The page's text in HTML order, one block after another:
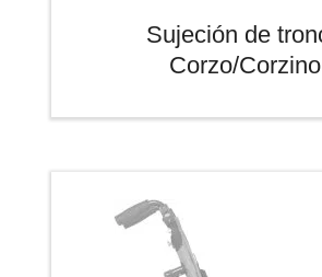
Sujeción de
Corzo/Corzino